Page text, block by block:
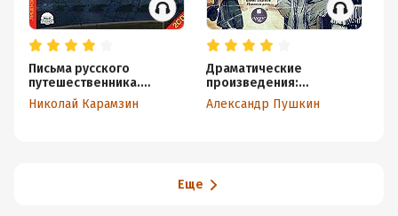
Письма русского
путешественника.
Бедная Лиза
Николай Карамзин
Драматические
произведения:
Маленькие трагедии.
Русалка. Борис Годунов.
Александр Пушкин
Еще